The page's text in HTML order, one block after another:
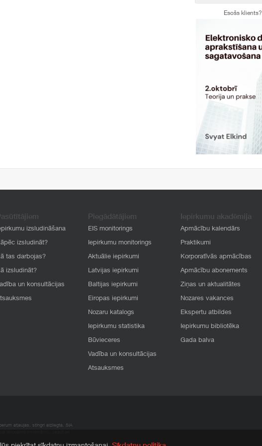
Esošs klients?
izsludināšana
izsludināt?
tas darbojas?
izsludināt?
un konsultācijas
Piegādātājiem
EIS monitorings
Iepirkumu monitorings
Aktuālie iepirkumi
Latvijas iepirkumi
Baltijas iepirkumi
Eiropas iepirkumi
Nozaru katalogs
Iepirkumu statistika
Būvieceres
Vadība un konsultācijas
Atsauksmes
Iepirkumu akadēmija
Apmācību kalendārs
Praktikumi
Korporatīvās apmācības
Apmācību abonements
Ziņas un aktualitātes
Nozares vakances
Ekspertu atbildes
Iepirkumu bibliotēka
Gada balva
atļaujas, stingri aizliegta. SIA